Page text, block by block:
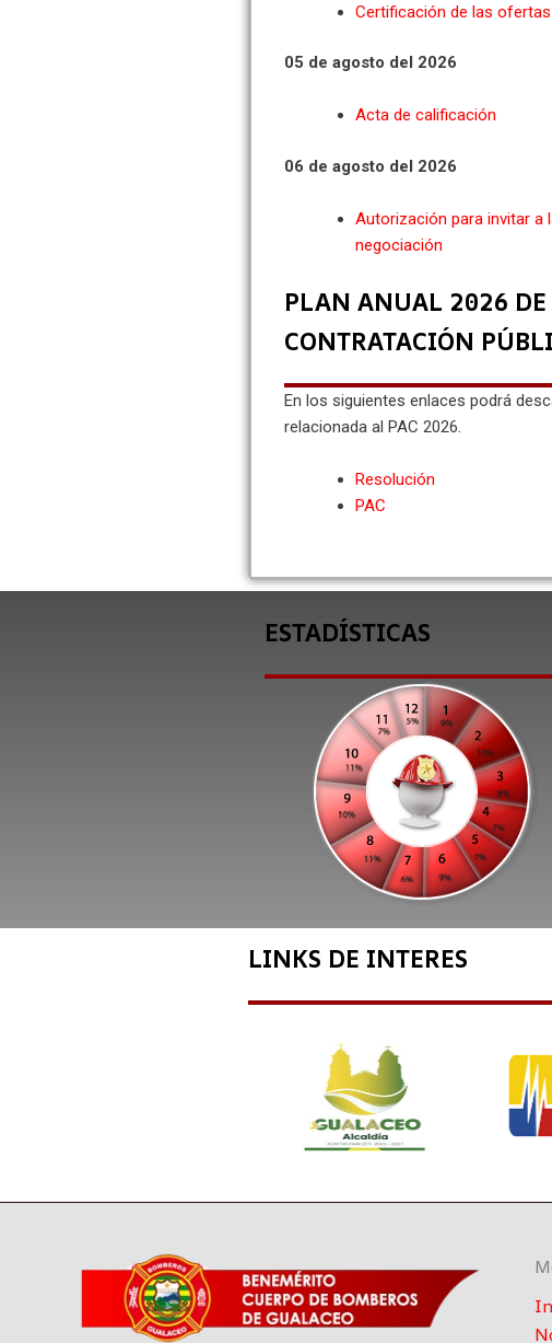
Certificación de las
05 de agosto del 2026
Acta de calificación
06 de agosto del 2026
Autorización para invitar a
negociación
PLAN ANUAL 2026 DE
CONTRATACIÓN
En los siguientes enlaces podrá
relacionada al PAC 2026.
Resolución
PAC
ESTADÍSTICAS
LINKS DE INTERES